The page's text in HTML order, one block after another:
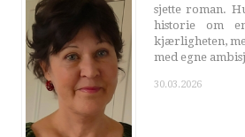
sjette roman.
historie om
kjærligheten,
med egne
30.03.2026